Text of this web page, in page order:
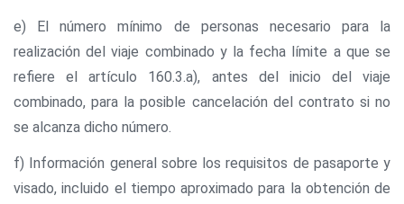
e) El número mínimo de personas necesario para la
realización del viaje combinado y la fecha límite a que se
refiere el artículo 160.3.a), antes del inicio del viaje
combinado, para la posible cancelación del contrato si no
se alcanza dicho número.
f) Información general sobre los requisitos de pasaporte y
visado, incluido el tiempo aproximado para la obtención de